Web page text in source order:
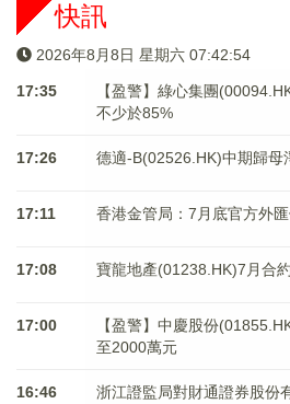
快訊
2026年8月8日 星期六 07:42:54
17:35
【盈警】綠心集團
不少於85%
17:26 德適-B(02526.HK)中期歸母
17:11 香港金管局：7月底官方外
17:08 寶龍地產(01238.HK)7月合
17:00
【盈警】中慶股份
至2000萬元
16:46
浙江證監局對財通證券股份